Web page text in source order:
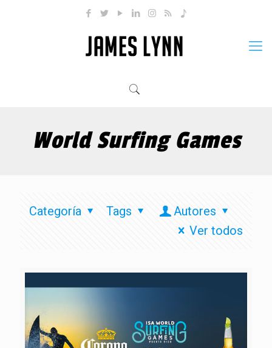
World Surfing Games
Categoría Tags
Autores
Ver todos